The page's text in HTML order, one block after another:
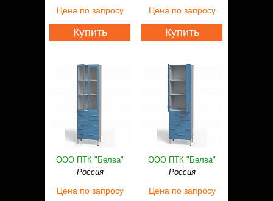
Цена по запросу
Купить
Цена по запросу
Купить
ООО ПТК "Белва"
Россия
Цена по запросу
ООО ПТК "Белва"
Россия
Цена по запросу